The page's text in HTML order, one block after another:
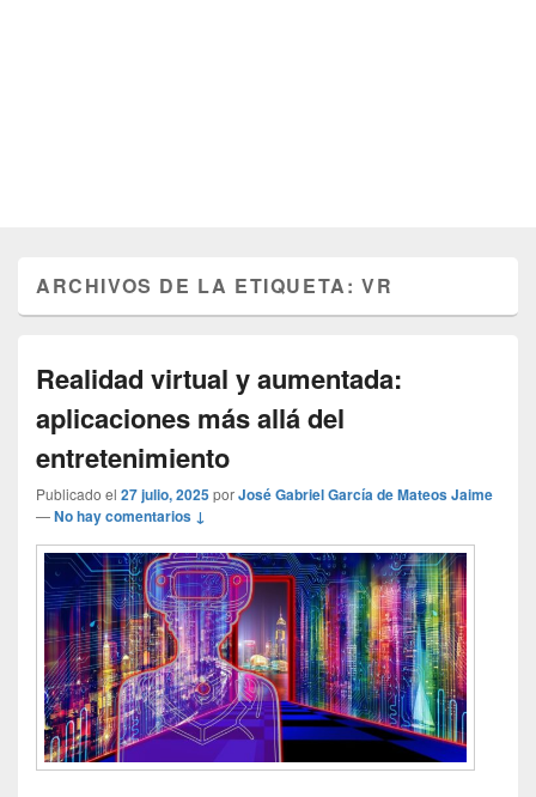
ARCHIVOS DE LA ETIQUETA:VR
Realidad virtual y aumentada:
aplicaciones más allá del
entretenimiento
Publicado el 27 julio, 2025porJosé Gabriel García de Mateos Jaime
—No hay comentarios ↓